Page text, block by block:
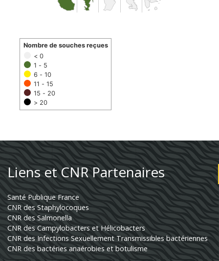
< 0
1 - 5
6 - 10
11 - 15
15 - 20
> 20
Nombre de souches reçues
Liens et CNR Partenaires
Santé Publique France
CNR des Staphylocoques
CNR des Salmonella
CNR des Campylobacters et Hélicobacters
CNR des Infections Sexuellement Transmissibles bactériennes
CNR des bactéries anaérobies et botulisme